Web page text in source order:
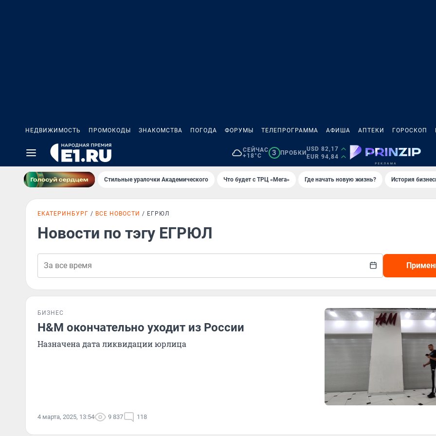
НЕДВИЖИМОСТЬ ПРОМОКОДЫ ЗНАКОМСТВА ПОГОДА ФОРУМЫ ТЕЛЕПРОГРАММА АФИША АПТЕКИ ГОРОСКОП
СЕЙЧАС
+18°C
3 ПРОБКИ
USD 82,17
EUR 94,84
Стильные уралочки Академического Что будет с ТРЦ «Мега» Где начать новую жизнь? История
ЕКАТЕРИНБУРГ ВСЕ НОВОСТИ ЕГРЮЛ
Новости по тэгу ЕГРЮЛ
БИЗНЕС
H&M окончательно уходит из России
Назначена дата ликвидации юрлица
4 марта, 2025, 13:54 9 837 118